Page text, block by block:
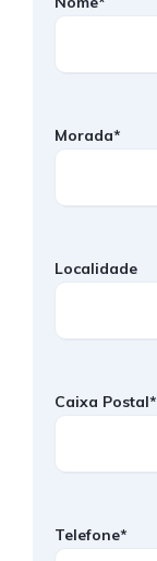
Morada*
Localidade
Caixa Postal*
Telefone*